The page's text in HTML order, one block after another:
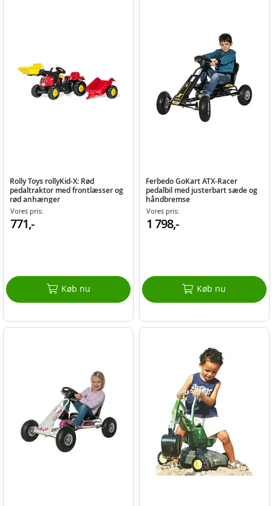
Rolly Toys rollyKid-X: Rød
pedaltraktor med frontlæsser og
rød anhænger
Vores pris:
771,-
Køb nu
Ferbedo GoKart ATX-Racer
pedalbil med justerbart sæde og
håndbremse
Vores pris:
1 798,-
Køb nu